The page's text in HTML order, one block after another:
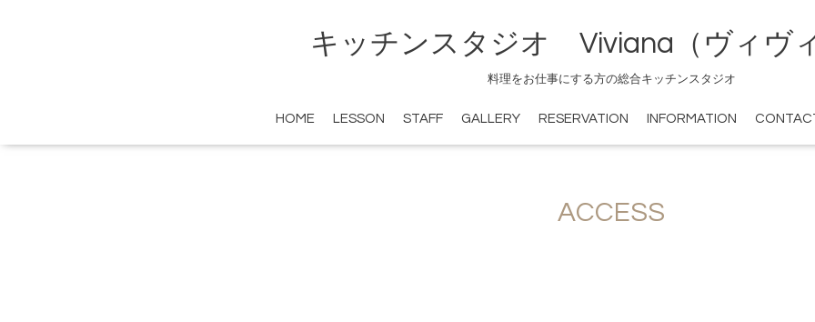
キッチンスタジオ Viviana（ヴィヴィ
料理をお仕事にする方の総合キッチンスタジオ
HOME LESSON STAFF GALLERY RESERVATION INFORMATION
ACCESS